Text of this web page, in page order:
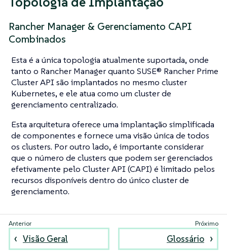
Rancher Manager & Gerenciamento CAPI
Combinados
Esta é a única topologia atualmente suportada, onde
tanto o Rancher Manager quanto SUSE® Rancher Prime
Cluster API são implantados no mesmo cluster
Kubernetes, e ele atua como um cluster de
gerenciamento centralizado.
Esta arquitetura oferece uma implantação simplificada
de componentes e fornece uma visão única de todos
os clusters. Por outro lado, é importante considerar
que o número de clusters que podem ser gerenciados
efetivamente pelo Cluster API (CAPI) é limitado pelos
recursos disponíveis dentro do único cluster de
gerenciamento.
Visão Geral Glossário